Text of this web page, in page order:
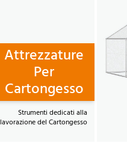
Attrezzature
Per
Cartongesso
Strumenti dedicati alla
lavorazione del Cartongesso